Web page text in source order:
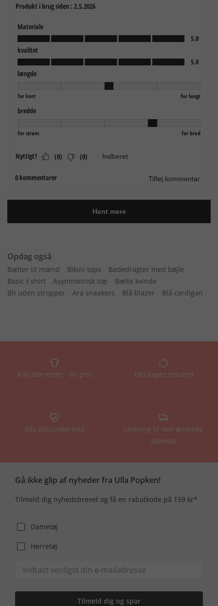
Opdag også
Bælter til mænd Bikini tops
Badedragter med bøjle
Basic t shirt
Asymmetrisk top
Bælte kvinde
Bh uden stropper
Ara sneakers Blå blazer Blå cardigan
Alle størrelser - én pris 100 dages returret
SSL-datasikkerhed
Levering til den ønskede
adresse
Gå ikke glip af nyheder fra Ulla Popken!
Tilmeld dig nyhedsbrevet og få en rabatkode på 159 kr*
Dametøj
Herretøj
Tilmeld dig og spar